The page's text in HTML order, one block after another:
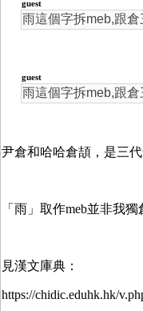
guest
雨這個字拆meb,跟
guest
雨這個字拆meb,跟
尹倉和哈哈倉頡，是三
「雨」取作meb並非我
見漢文庫典：
https://chidic.eduhk.hk/